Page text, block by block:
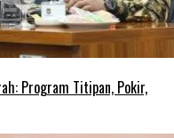
Program Titipan, Pokir,